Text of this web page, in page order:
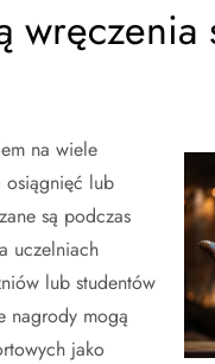
wręczenia
na wiele
osiągnięć lub
są podczas
uczelniach
lub studentów
nagrody mogą
jako